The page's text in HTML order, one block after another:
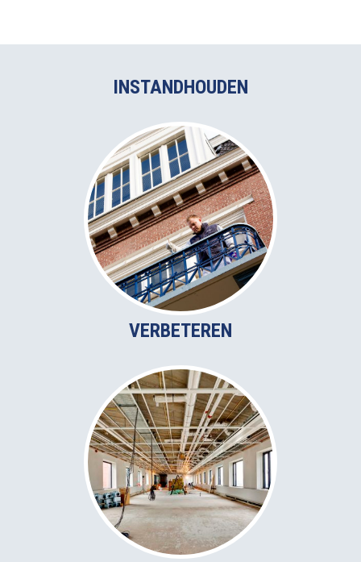
INSTANDHOUDEN
VERBETEREN